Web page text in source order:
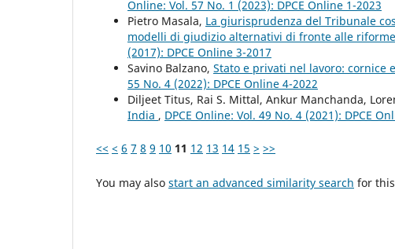
Online: Vol. 57 No. 1 (2023): DPCE Online 1-2023
Pietro Masala, La giurisprudenza del Tribunale
modelli di giudizio alternativi di fronte alle
(2017): DPCE Online 3-2017
Savino Balzano, Stato e privati nel lavoro:
55 No. 4 (2022): DPCE Online 4-2022
Diljeet Titus, Rai S. Mittal, Ankur Manchanda,
India , DPCE Online: Vol. 49 No. 4 (2021): DPCE
<< < 6 7 8 9 10 11 12 13 14 15 > >>
You may also start an advanced similarity search for